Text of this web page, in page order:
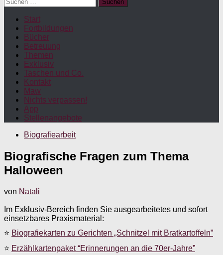
nach:
Start
Fortbildungen
Bücher
Betreuung
Themen
Exklusiv
Taschen und Co.
Kontakt
Maw
Nichts verpassen!
App
Stellenangebote
Biografiearbeit
Biografische Fragen zum Thema
Halloween
von Natali
Im Exklusiv-Bereich finden Sie ausgearbeitetes und sofort
einsetzbares Praxismaterial:
⭐ Biografiekarten zu Gerichten „Schnitzel mit Bratkartoffeln”
⭐ Erzählkartenpaket “Erinnerungen an die 70er-Jahre”